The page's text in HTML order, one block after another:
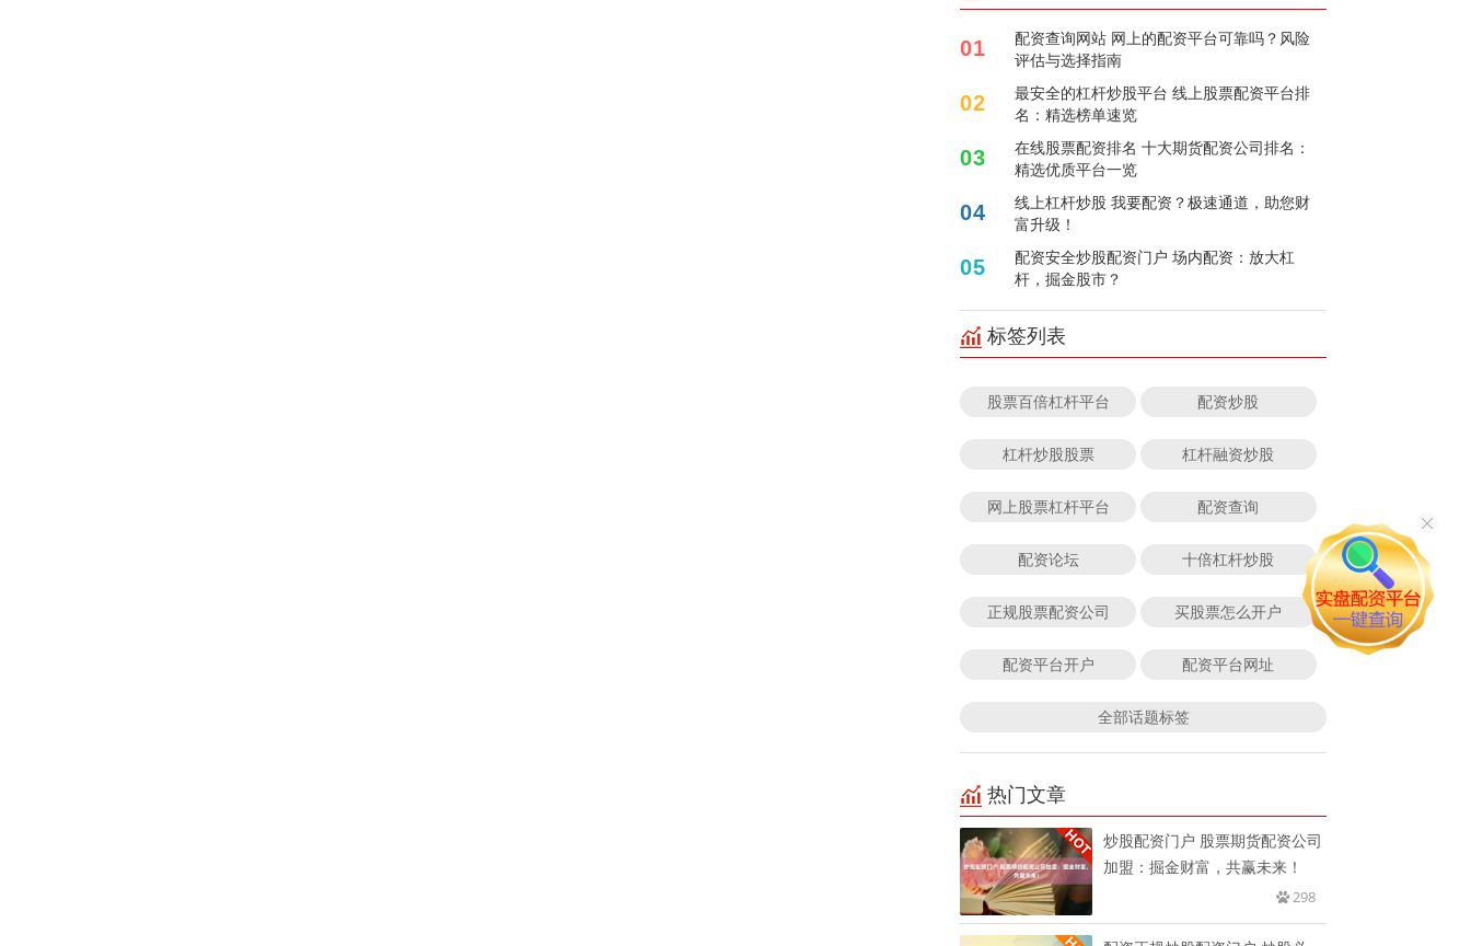
01
配资查询网站 网上的配资平台可靠吗？风险
评估与选择指南
02
最安全的杠杆炒股平台 线上股票配资平台排
名：精选榜单速览
03
在线股票配资排名 十大期货配资公司排名：
精选优质平台一览
04
线上杠杆炒股 我要配资？极速通道，助您财
富升级！
05
配资安全炒股配资门户 场内配资：放大杠
杆，掘金股市？
标签列表
股票百倍杠杆平台 配资炒股
杠杆炒股股票 杠杆融资炒股
网上股票杠杆平台 配资查询
配资论坛 十倍杠杆炒股
正规股票配资公司 买股票怎么开户
配资平台开户 配资平台网址
全部话题标签
热门文章
炒股配资门户 股票期货配资公司
加盟：掘金财富，共赢未来！
298